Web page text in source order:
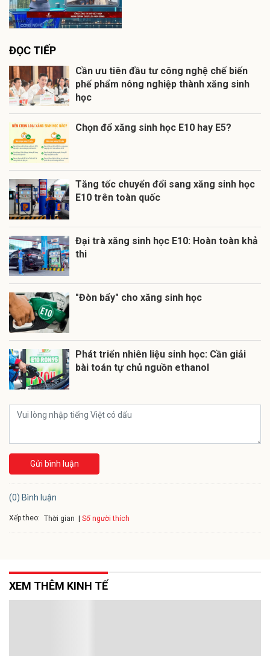
ĐỌC TIẾP
Cần ưu tiên đầu tư công nghệ chế biến
phế phẩm nông nghiệp thành xăng sinh
học
Chọn đổ xăng sinh học E10 hay E5?
Tăng tốc chuyển đổi sang xăng sinh học
E10 trên toàn quốc
Đại trà xăng sinh học E10: Hoàn toàn khả
thi
"Đòn bẩy" cho xăng sinh học
Phát triển nhiên liệu sinh học: Cần giải
bài toán tự chủ nguồn ethanol
Gửi bình luận
(0) Bình luận
Xếp theo: Thời gian Số người thích
XEM THÊM KINH TẾ